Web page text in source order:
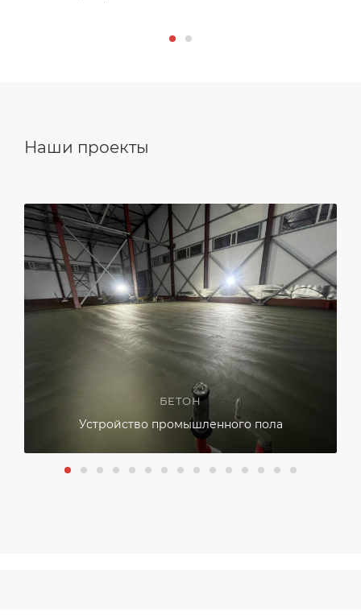
Наши проекты
БЕТОН
Устройство промышленного пола